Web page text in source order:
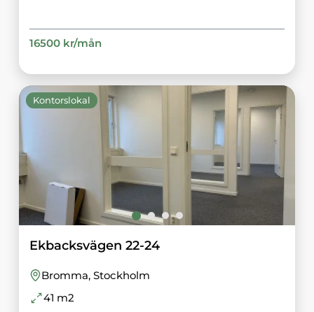
16500kr/mån
Kontorslokal
Ekbacksvägen 22-24
Bromma, Stockholm
41 m2